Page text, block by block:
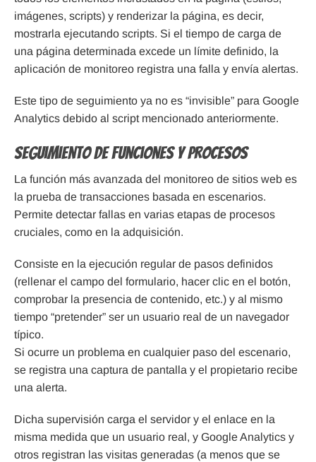
imágenes, scripts) y renderizar la página, es decir,
mostrarla ejecutando scripts. Si el tiempo de carga de
una página determinada excede un límite definido, la
aplicación de monitoreo registra una falla y envía alertas.
Este tipo de seguimiento ya no es “invisible” para Google
Analytics debido al script mencionado anteriormente.
Seguimiento de funciones y procesos
La función más avanzada del monitoreo de sitios web es
la prueba de transacciones basada en escenarios.
Permite detectar fallas en varias etapas de procesos
cruciales, como en la adquisición.
Consiste en la ejecución regular de pasos definidos
(rellenar el campo del formulario, hacer clic en el botón,
comprobar la presencia de contenido, etc.) y al mismo
tiempo “pretender” ser un usuario real de un navegador
típico.
Si ocurre un problema en cualquier paso del escenario,
se registra una captura de pantalla y el propietario recibe
una alerta.
Dicha supervisión carga el servidor y el enlace en la
misma medida que un usuario real, y Google Analytics y
otros registran las visitas generadas (a menos que se